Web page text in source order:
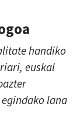
handiko
euskal
lana